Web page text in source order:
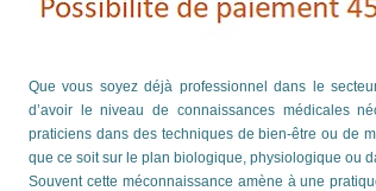
Que vous soyez déjà professionnel dans le
d’avoir le niveau de connaissances médicales
praticiens dans des techniques de bien-être ou de
que ce soit sur le plan biologique, physiologique ou
Souvent cette méconnaissance amène à une